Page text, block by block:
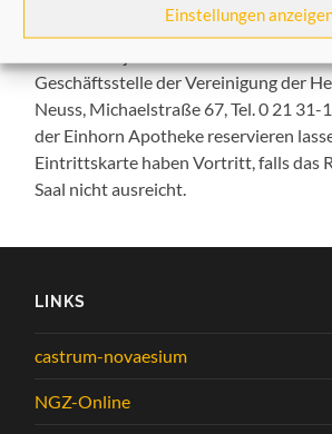
Einstellungen
Der Eintritt zur Veranstaltung ist frei.
Geschäftsstelle der Vereinigung der
Neuss, Michaelstraße 67, Tel. 0 21 31-
der Einhorn Apotheke reservieren
Eintrittskarte haben Vortritt, falls das
Saal nicht ausreicht.
LINKS
castrum-novaesium
NGZ-Online